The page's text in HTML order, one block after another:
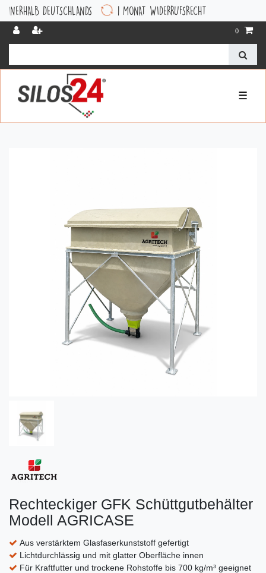
DEUTSCHLANDS 1 MONAT WIDERRUFSRECHT
0
☰
Rechteckiger GFK Schüttgutbehälter
Modell AGRICASE
Aus verstärktem Glasfaserkunststoff gefertigt
Lichtdurchlässig und mit glatter Oberfläche innen
Für Kraftfutter und trockene Rohstoffe bis 700 kg/m³ geeignet